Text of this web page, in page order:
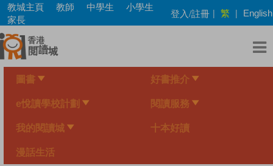
Skip
main
content
教城主頁 教師 中學生
小學生
家長
登入/註冊 | 繁 | English
圖書 好書推介
e悅讀學校計劃 閱讀服務
我的閱讀城 十本好讀
漫話生活